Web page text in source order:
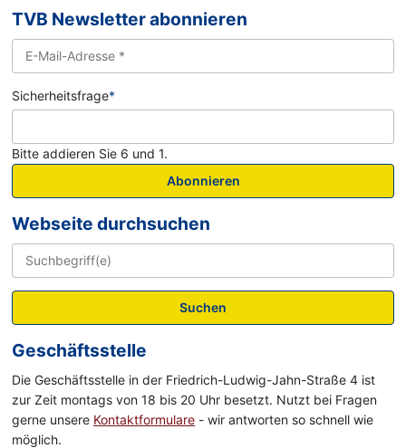
TVB Newsletter abonnieren
Sicherheitsfrage*
Bitte addieren Sie 6 und 1.
Abonnieren
Webseite durchsuchen
Suchen
Geschäftsstelle
Die Geschäftsstelle in der Friedrich-Ludwig-Jahn-Straße 4 ist
zur Zeit montags von 18 bis 20 Uhr besetzt. Nutzt bei Fragen
gerne unsere Kontaktformulare - wir antworten so schnell wie
möglich.